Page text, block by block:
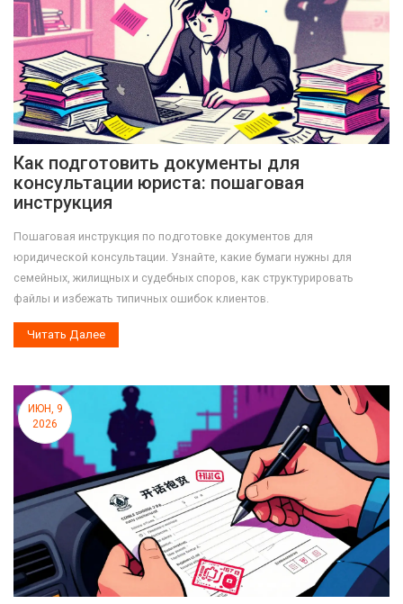
Как подготовить документы для
консультации юриста: пошаговая
инструкция
Пошаговая инструкция по подготовке документов для
юридической консультации. Узнайте, какие бумаги нужны для
семейных, жилищных и судебных споров, как структурировать
файлы и избежать типичных ошибок клиентов.
Читать Далее
ИЮН, 9
2026